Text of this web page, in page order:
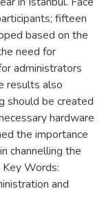
fifteen
based on the
need for
administrators
results also
should be created
hardware
the importance
channelling the
Words:
and